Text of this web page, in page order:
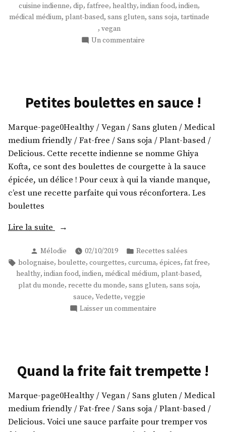
cuisine indienne, dip, fatfree, healthy, indian food, indien,
médical médium, plant-based, sans gluten, sans soja, tartinade
, vegan
Un commentaire
Petites boulettes en sauce !
Marque-page0Healthy / Vegan / Sans gluten / Medical
medium friendly / Fat-free / Sans soja / Plant-based /
Delicious. Cette recette indienne se nomme Ghiya
Kofta, ce sont des boulettes de courgette à la sauce
épicée, un délice ! Pour ceux à qui la viande manque,
c’est une recette parfaite qui vous réconfortera. Les
boulettes
Lire la suite
« Petites
en
sauce
! »
Publié
par
Mélodie 02/10/2019
Publié
dans
Recettes salées
Étiquettes :
bolognaise, boulette, courgettes, curcuma, épices, fat free,
healthy, indian food, indien, médical médium, plant-based,
plat du monde, recette du monde, sans gluten, sans soja,
sauce, Vedette, veggie
Laisser un commentaire
Quand la frite fait trempette !
Marque-page0Healthy / Vegan / Sans gluten / Medical
medium friendly / Fat-free / Sans soja / Plant-based /
Delicious. Voici une sauce parfaite pour tremper vos